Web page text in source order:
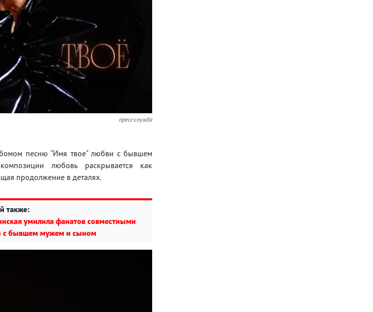
пресс-служба
песню "Имя твое" любви с бывшем
любовь раскрывается как
продолжение в деталях.
также:
умилила фанатов совместными
с бывшем мужем и сыном